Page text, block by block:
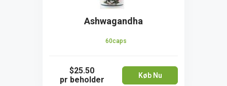
Ashwagandha
60caps
$25.50
pr beholder
Køb Nu